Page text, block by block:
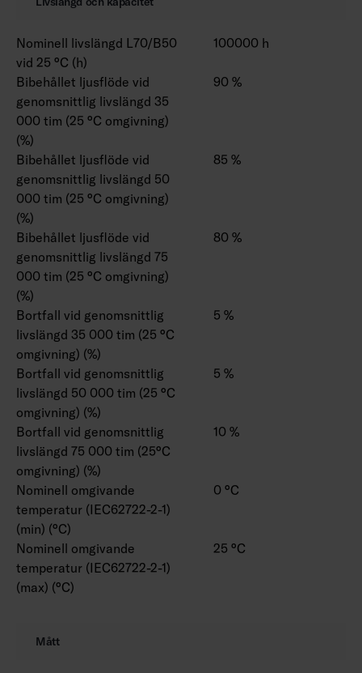
Nominell livslängd L70/B50
vid 25 °C (h)
100000 h
Bibehållet ljusflöde vid
genomsnittlig livslängd 35
000 tim (25 °C omgivning)
(%)
90 %
Bibehållet ljusflöde vid
genomsnittlig livslängd 50
000 tim (25 °C omgivning)
(%)
85 %
Bibehållet ljusflöde vid
genomsnittlig livslängd 75
000 tim (25 °C omgivning)
(%)
80 %
Bortfall vid genomsnittlig
livslängd 35 000 tim (25 °C
omgivning) (%)
5 %
Bortfall vid genomsnittlig
livslängd 50 000 tim (25 °C
omgivning) (%)
5 %
Bortfall vid genomsnittlig
livslängd 75 000 tim (25°C
omgivning) (%)
10 %
Nominell omgivande
temperatur (IEC62722-2-1)
(min) (°C)
0 °C
Nominell omgivande
temperatur (IEC62722-2-1)
(max) (°C)
25 °C
Mått